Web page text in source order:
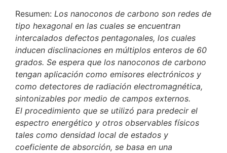
Resumen: Los nanoconos de carbono son redes de
tipo hexagonal en las cuales se encuentran
intercalados defectos pentagonales, los cuales
inducen disclinaciones en múltiplos enteros de 60
grados. Se espera que los nanoconos de carbono
tengan aplicación como emisores electrónicos y
como detectores de radiación electromagnética,
sintonizables por medio de campos externos.
El procedimiento que se utilizó para predecir el
espectro energético y otros observables físicos
tales como densidad local de estados y
coeficiente de absorción, se basa en una